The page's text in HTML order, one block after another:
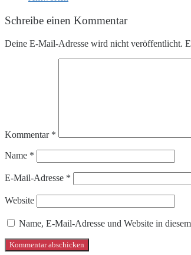
Schreibe einen Kommentar
Deine E-Mail-Adresse wird nicht veröffentlicht.
Kommentar *
Name *
E-Mail-Adresse *
Website
Name, E-Mail-Adresse und Website in